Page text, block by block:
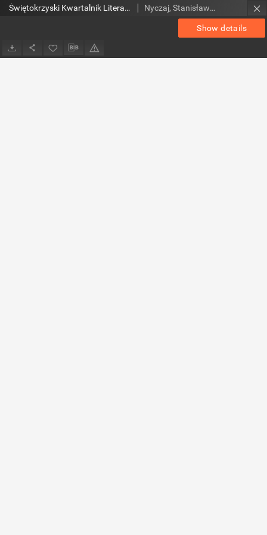
Show details
Świętokrzyski Kwartalnik Literacki, 2022, nr 1-2 (75-76) Nyczaj, Stanisław (1943- ). Red.